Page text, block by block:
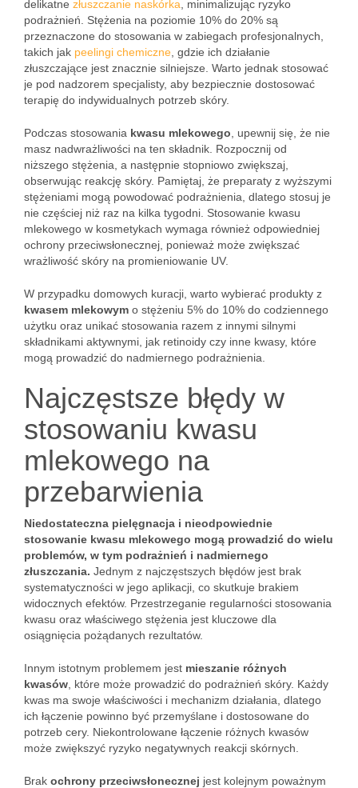
delikatne złuszczanie naskórka , minimalizując ryzyko
podrażnień. Stężenia na poziomie 10% do 20% są
przeznaczone do stosowania w zabiegach profesjonalnych,
takich jak peelingi chemiczne , gdzie ich działanie
złuszczające jest znacznie silniejsze. Warto jednak stosować
je pod nadzorem specjalisty, aby bezpiecznie dostosować
terapię do indywidualnych potrzeb skóry.
Podczas stosowania kwasu mlekowego , upewnij się, że nie
masz nadwrażliwości na ten składnik. Rozpocznij od
niższego stężenia, a następnie stopniowo zwiększaj,
obserwując reakcję skóry. Pamiętaj, że preparaty z wyższymi
stężeniami mogą powodować podrażnienia, dlatego stosuj je
nie częściej niż raz na kilka tygodni. Stosowanie kwasu
mlekowego w kosmetykach wymaga również odpowiedniej
ochrony przeciwsłonecznej, ponieważ może zwiększać
wrażliwość skóry na promieniowanie UV.
W przypadku domowych kuracji, warto wybierać produkty z
kwasem mlekowym o stężeniu 5% do 10% do codziennego
użytku oraz unikać stosowania razem z innymi silnymi
składnikami aktywnymi, jak retinoidy czy inne kwasy, które
mogą prowadzić do nadmiernego podrażnienia.
Najczęstsze błędy w
stosowaniu kwasu
mlekowego na
przebarwienia
Niedostateczna pielęgnacja i nieodpowiednie
stosowanie kwasu mlekowego mogą prowadzić do wielu
problemów, w tym podrażnień i nadmiernego
złuszczania. Jednym z najczęstszych błędów jest brak
systematyczności w jego aplikacji, co skutkuje brakiem
widocznych efektów. Przestrzeganie regularności stosowania
kwasu oraz właściwego stężenia jest kluczowe dla
osiągnięcia pożądanych rezultatów.
Innym istotnym problemem jest mieszanie różnych
kwasów , które może prowadzić do podrażnień skóry. Każdy
kwas ma swoje właściwości i mechanizm działania, dlatego
ich łączenie powinno być przemyślane i dostosowane do
potrzeb cery. Niekontrolowane łączenie różnych kwasów
może zwiększyć ryzyko negatywnych reakcji skórnych.
Brak ochrony przeciwsłonecznej jest kolejnym poważnym